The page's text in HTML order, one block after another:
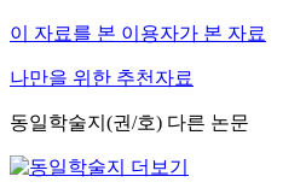
이 자료를 본 이용자가 본 자료
나만을 위한 추천자료
동일학술지(권/호) 다른 논문